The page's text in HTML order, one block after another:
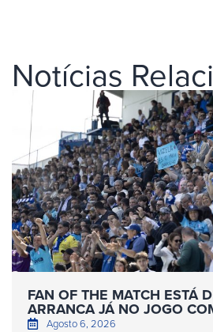
Notícias
FAN OF THE MATCH ESTÁ
ARRANCA JÁ NO JOGO
Agosto 6, 2026